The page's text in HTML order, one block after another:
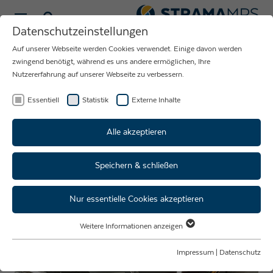
NEUIGKEITEN
RUND UM DAS
UNTERNEHMEN
STRAMA-MPS
AzubiBus on Tour bei Strama-
Datenschutzeinstellungen
Auf unserer Webseite werden Cookies verwendet. Einige davon werden
zwingend benötigt, während es uns andere ermöglichen, Ihre
Nutzererfahrung auf unserer Webseite zu verbessern.
Essentiell Statistik Externe Inhalte
Alle akzeptieren
Speichern & schließen
Nur essentielle Cookies akzeptieren
Essentielle Cookies werden für grundlegende Funktionen der Webseite
Weitere Informationen anzeigen
Impressum Datenschutz